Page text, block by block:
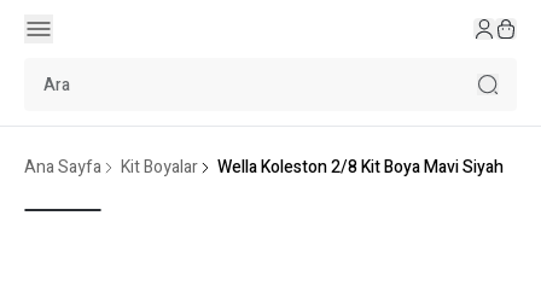
Ana Sayfa Kit Boyalar Wella Koleston 2/8 Kit Boya Mavi Siyah